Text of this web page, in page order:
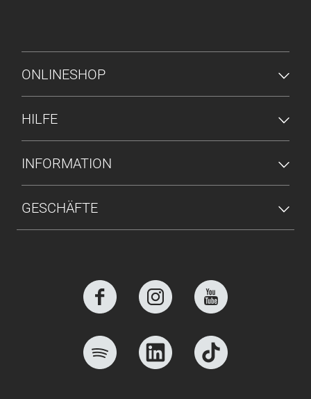
FUSSZEILENMENÜ
ONLINESHOP
HILFE
INFORMATION
GESCHÄFTE